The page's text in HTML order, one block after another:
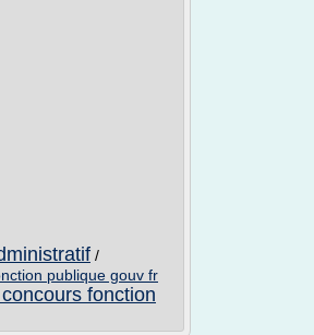
/
publique gouv fr
fonction